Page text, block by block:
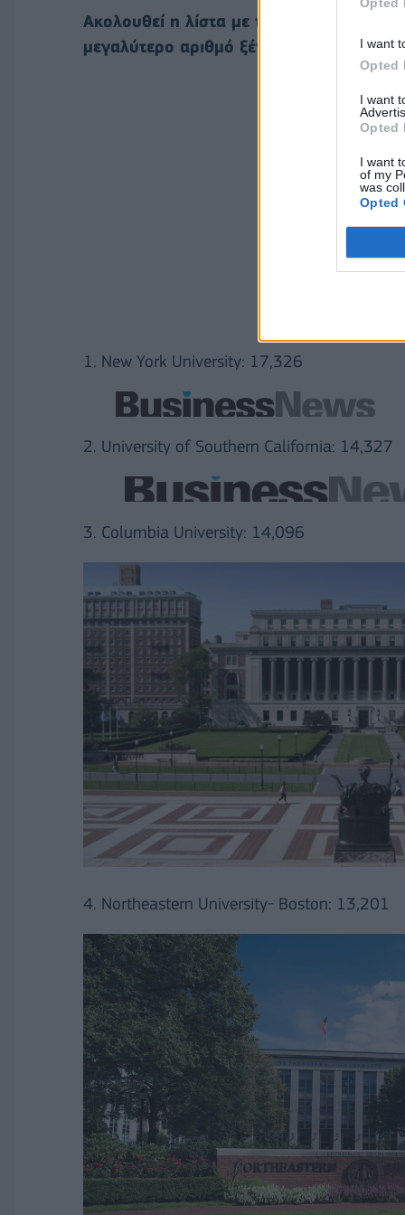
I want
Opted
I want
Opted
I want
of my
was
Opted
Ακολουθεί η λίστα με τα 10
μεγαλύτερο αριθμό ξένων σπουδαστών
1. New York University: 17,326
2. University of Southern California: 14,327
3. Columbia University: 14,096
4. Northeastern University- Boston: 13,201